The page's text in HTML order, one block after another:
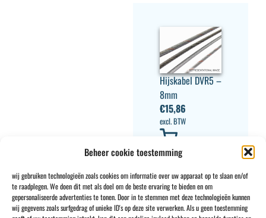
Beheer cookie toestemming
wij gebruiken technologieën zoals cookies om informatie over uw apparaat op te slaan en/of
te raadplegen. We doen dit met als doel om de beste ervaring te bieden en om
gepersonaliseerde advertenties te tonen. Door in te stemmen met deze technologieën kunnen
wij gegevens zoals surfgedrag of unieke ID's op deze site verwerken. Als u geen toestemming
Hijskabel DVR5 –
8mm
€15,86
excl. BTW